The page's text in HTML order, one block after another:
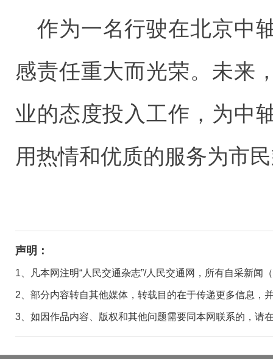
作为一名行驶在北京中
感责任重大而光荣。未来
业的态度投入工作，为中
用热情和优质的服务为市
声明：
1、凡本网注明“人民交通杂志”/人民交通网，所有自采新
2、部分内容转自其他媒体，转载目的在于传递更多信息，
3、如因作品内容、版权和其他问题需要同本网联系的，请